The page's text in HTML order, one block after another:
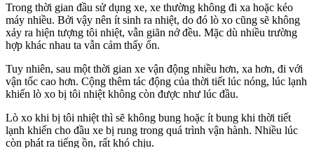
Trong thời gian đầu sử dụng xe, xe thường không đi xa hoặc kéo
máy nhiều. Bởi vậy nên ít sinh ra nhiệt, do đó lò xo cũng sẽ không
xảy ra hiện tượng tôi nhiệt, vẫn giãn nở đều. Mặc dù nhiều trường
hợp khác nhau ta vẫn cảm thấy ổn.
Tuy nhiên, sau một thời gian xe vận động nhiều hơn, xa hơn, đi với
vận tốc cao hơn. Cộng thêm tác động của thời tiết lúc nóng, lúc lạnh
khiến lò xo bị tôi nhiệt không còn được như lúc đầu.
Lò xo khi bị tôi nhiệt thì sẽ không bung hoặc ít bung khi thời tiết
lạnh khiến cho đầu xe bị rung trong quá trình vận hành. Nhiều lúc
còn phát ra tiếng ồn, rất khó chịu.